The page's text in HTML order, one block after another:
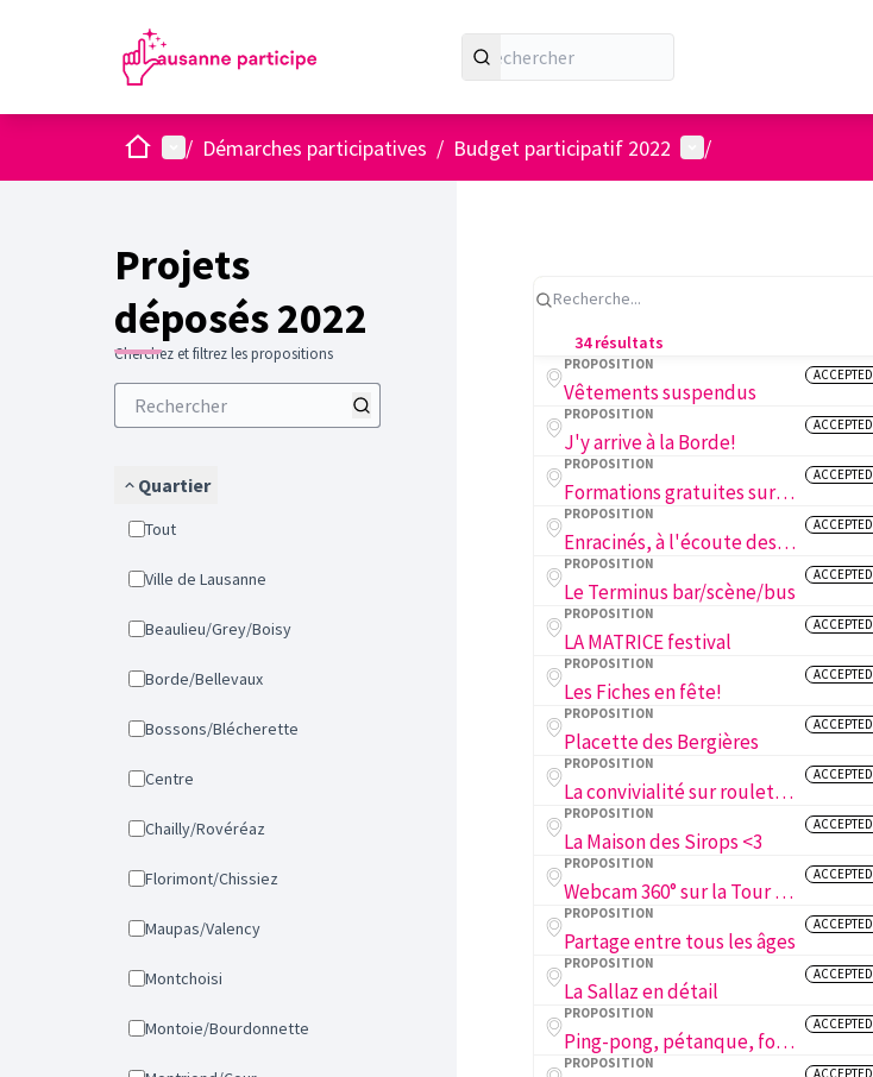
AccueilMenu principal
/ Démarches participatives / Budget participatif 2022 Menu utilisateur
/
Projets
déposés 2022
Cherchez et filtrez les propositions
Quartier
Tout
Ville de Lausanne
Beaulieu/Grey/Boisy
Borde/Bellevaux
Bossons/Blécherette
Centre
Chailly/Rovéréaz
Florimont/Chissiez
Maupas/Valency
Montchoisi
Montoie/Bourdonnette
34 résultats
PROPOSITION
Vêtements suspendus
ACCEPTED
PROPOSITION
J'y arrive à la Borde!
ACCEPTED
PROPOSITION
Formations gratuites sur la biodiversité des insectes en ville
ACCEPTED
PROPOSITION
Enracinés, à l'écoute des arbres de la ville
ACCEPTED
PROPOSITION
Le Terminus bar/scène/bus
ACCEPTED
PROPOSITION
LA MATRICE festival
ACCEPTED
PROPOSITION
Les Fiches en fête!
ACCEPTED
PROPOSITION
Placette des Bergières
ACCEPTED
PROPOSITION
La convivialité sur roulettes !
ACCEPTED
PROPOSITION
La Maison des Sirops <3
ACCEPTED
PROPOSITION
Webcam 360° sur la Tour de Sauvabelin
ACCEPTED
PROPOSITION
Partage entre tous les âges
ACCEPTED
PROPOSITION
La Sallaz en détail
ACCEPTED
PROPOSITION
Ping-pong, pétanque, foot et basket aux Fiches Nord!
ACCEPTED
PROPOSITION
ACCEPTED